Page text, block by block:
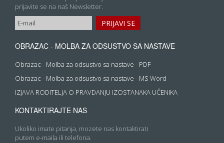
prijavite se na naš Newsletter.
OBRAZAC - MOLBA ZA ODSUSTVO SA NASTAVE
Obrazac - Molba za odsustvo sa nastave - PDF
Obrazac - Molba za odsustvo sa nastave - MS Word
IZJAVA RODITELJA O PRAVDANJU IZOSTANAKA UČENIKA
KONTAKTIRAJTE NAS
Ukoliko imate pitanja, mozete nas kontaktirati
putem e-maila ili telefona.